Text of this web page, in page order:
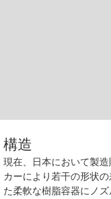
構造
現在、日本において製
カーにより若干の形状の
た柔軟な樹脂容器にノ